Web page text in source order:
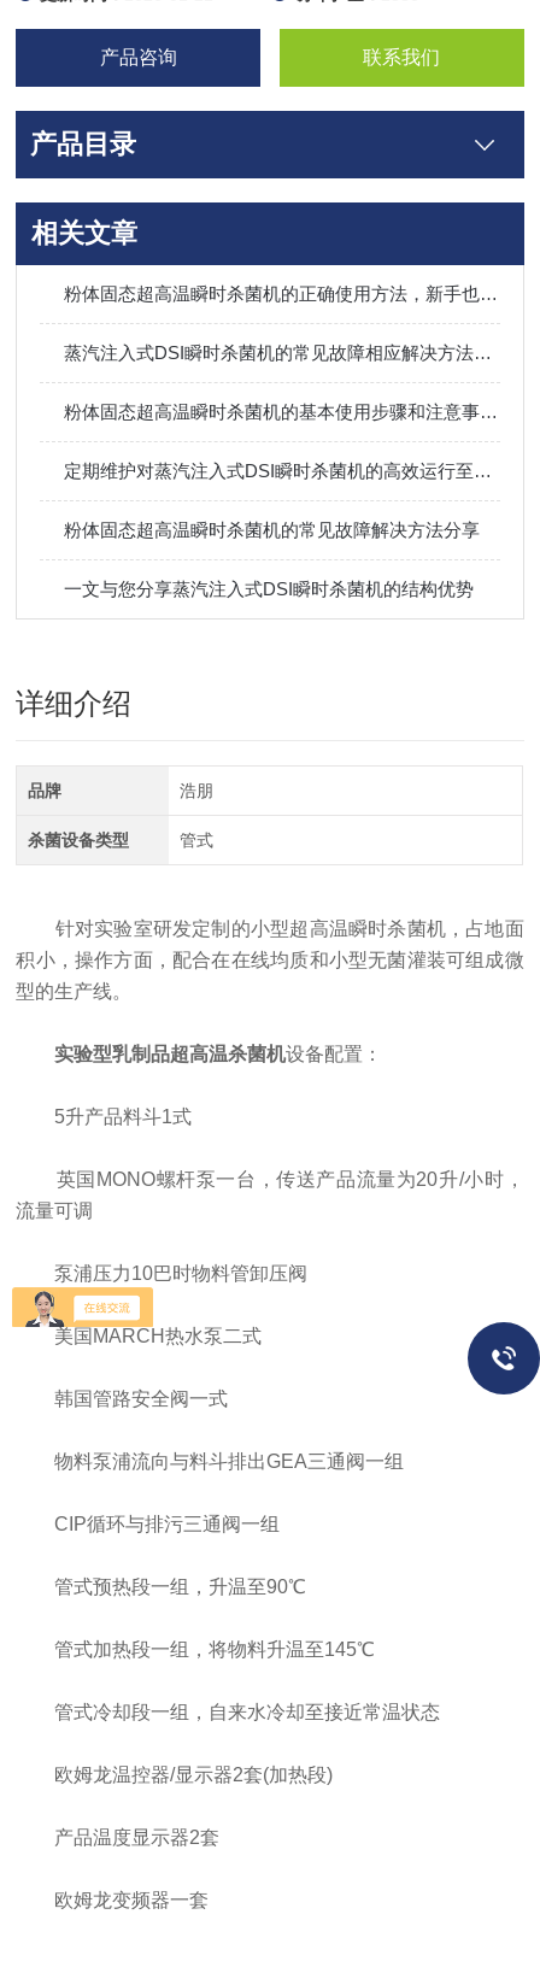
产品咨询 联系我们
产品目录
相关文章
粉体固态超高温瞬时杀菌机的正确使用方法，新手也能轻松掌握
蒸汽注入式DSI瞬时杀菌机的常见故障相应解决方法分享
粉体固态超高温瞬时杀菌机的基本使用步骤和注意事项分享
定期维护对蒸汽注入式DSI瞬时杀菌机的高效运行至关重要
粉体固态超高温瞬时杀菌机的常见故障解决方法分享
一文与您分享蒸汽注入式DSI瞬时杀菌机的结构优势
详细介绍
品牌 浩朋
杀菌设备类型 管式
针对实验室研发定制的小型超高温瞬时杀菌机，占地面
积小，操作方面，配合在在线均质和小型无菌灌装可组成微
型的生产线。
实验型乳制品超高温杀菌机设备配置：
5升产品料斗1式
英国MONO螺杆泵一台，传送产品流量为20升/小时，
流量可调
泵浦压力10巴时物料管卸压阀
美国MARCH热水泵二式
韩国管路安全阀一式
物料泵浦流向与料斗排出GEA三通阀一组
CIP循环与排污三通阀一组
管式预热段一组，升温至90℃
管式加热段一组，将物料升温至145℃
管式冷却段一组，自来水冷却至接近常温状态
欧姆龙温控器/显示器2套(加热段)
产品温度显示器2套
欧姆龙变频器一套